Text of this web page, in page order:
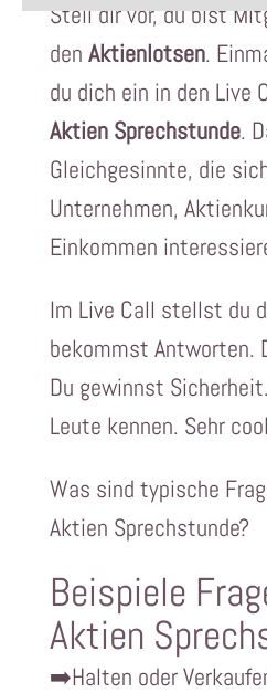
Stell dir vor, du bist
den Aktienlotsen.
du dich ein in den Live
Aktien Sprechstunde.
Gleichgesinnte, die
Unternehmen,
Einkommen
Im Live Call stellst du
bekommst Antworten.
Du gewinnst
Leute kennen. Sehr
Was sind typische
Aktien Sprechstunde?
Beispiele
Aktien
➡️Halten oder